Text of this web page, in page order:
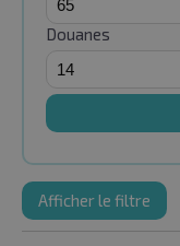
Douanes
Afficher le filtre